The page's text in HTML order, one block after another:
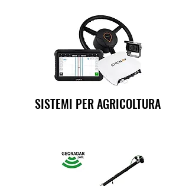
SISTEMI PER AGRICOLTURA